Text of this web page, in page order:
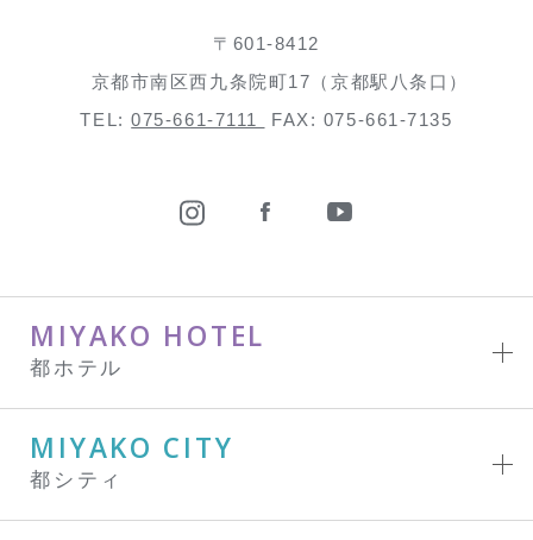
〒601-8412
京都市南区西九条院町17（京都駅八条口）
TEL:075-661-7111 FAX: 075-661-7135
MIYAKO HOTEL
都ホテル
MIYAKO CITY
都シティ